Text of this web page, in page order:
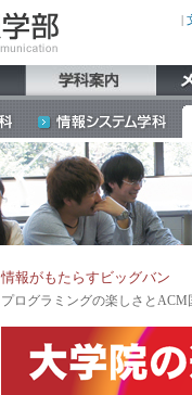
|
情報がもたらすビッグバン
プログラミングの楽しさと